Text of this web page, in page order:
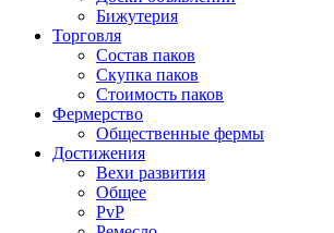
Бижутерия
Торговля
Состав паков
Скупка паков
Стоимость паков
Фермерство
Общественные фермы
Достижения
Вехи развития
Общее
PvP